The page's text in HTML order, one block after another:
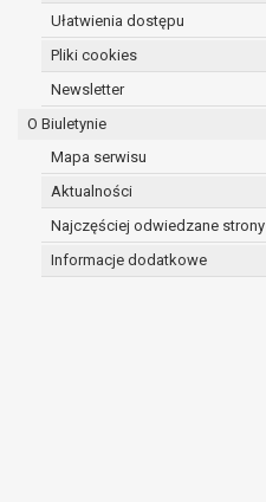
Ułatwienia dostępu
Pliki cookies
Newsletter
O Biuletynie
Mapa serwisu
Aktualności
Najczęściej odwiedzane strony
Informacje dodatkowe